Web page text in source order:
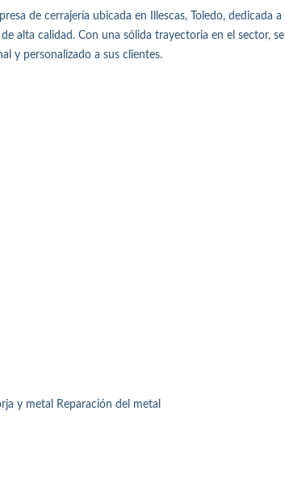
de cerrajería ubicada en Illescas, Toledo, dedicada a
alta calidad. Con una sólida trayectoria en el sector, se
y personalizado a sus clientes.
y metal Reparación del metal